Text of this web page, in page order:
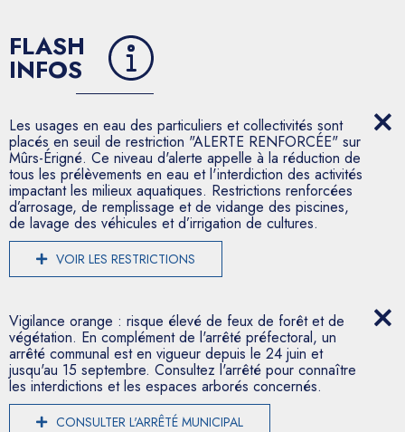
FLASH
INFOS
Les usages en eau des particuliers et collectivités sont
placés en seuil de restriction "ALERTE RENFORCÉE" sur
Mûrs-Érigné. Ce niveau d'alerte appelle à la réduction de
tous les prélèvements en eau et l'interdiction des activités
impactant les milieux aquatiques. Restrictions renforcées
d’arrosage, de remplissage et de vidange des piscines,
de lavage des véhicules et d’irrigation de cultures.
VOIR LES RESTRICTIONS
Vigilance orange : risque élevé de feux de forêt et de
végétation. En complément de l'arrêté préfectoral, un
arrêté communal est en vigueur depuis le 24 juin et
jusqu'au 15 septembre. Consultez l'arrêté pour connaître
les interdictions et les espaces arborés concernés.
CONSULTER L'ARRÊTÉ MUNICIPAL